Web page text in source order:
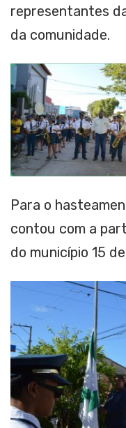
representantes
da comunidade.
Para o
contou com a
do município 15